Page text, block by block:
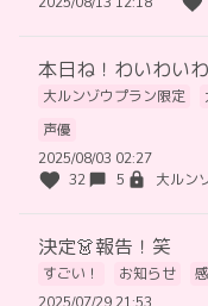
本日ね！わいわいわ
大ルンゾウプラン限定
声優
2025/08/03 02:27
32
5 大ルン
決定👗報告！笑
すごい！ お知らせ